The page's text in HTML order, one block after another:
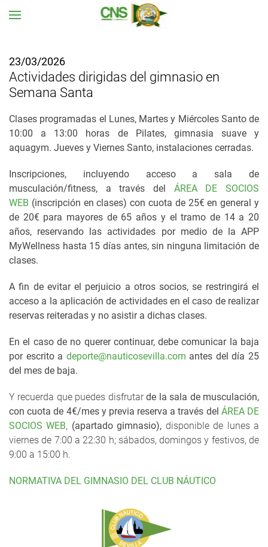
23/03/2026
Actividades dirigidas del gimnasio en
Semana Santa
Clases programadas el Lunes, Martes y Miércoles Santo de
10:00 a 13:00 horas de Pilates, gimnasia suave y
aquagym. Jueves y Viernes Santo, instalaciones cerradas.
Inscripciones, incluyendo acceso a sala de
musculación/fitness, a través del ÁREA DE SOCIOS
WEB (inscripción en clases) con cuota de 25€ en general y
de 20€ para mayores de 65 años y el tramo de 14 a 20
años, reservando las actividades por medio de la APP
MyWellness hasta 15 días antes, sin ninguna limitación de
clases.
A fin de evitar el perjuicio a otros socios, se restringirá el
acceso a la aplicación de actividades en el caso de realizar
reservas reiteradas y no asistir a dichas clases.
En el caso de no querer continuar, debe comunicar la baja
por escrito a deporte@nauticosevilla.com antes del día 25
del mes de baja.
Y recuerda que puedes disfrutarde la sala de musculación,
con cuota de 4€/mes y previa reserva a través del ÁREA DE
SOCIOS WEB, (apartado gimnasio), disponible de lunes a
viernes de 7:00 a 22:30 h; sábados, domingos y festivos, de
9:00 a 15:00 h.
NORMATIVA DEL GIMNASIO DEL CLUB NÁUTICO